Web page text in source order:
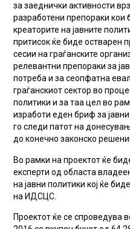
за заеднички активности
разработени препораки кои
креаторите на јавните
притисок ќе биде остварен
сесии на граѓанските
релевантни препораки за
потреба и за сеопфатна
граѓанскиот сектор во
политики и за таа цел во
изработи еден бриф за
го следи патот на
до конечно законско
Во рамки на проектот ќе
експерти од областа
на јавни политики кој ќе
на ИДСЦС.
Проектот ќе се спроведува